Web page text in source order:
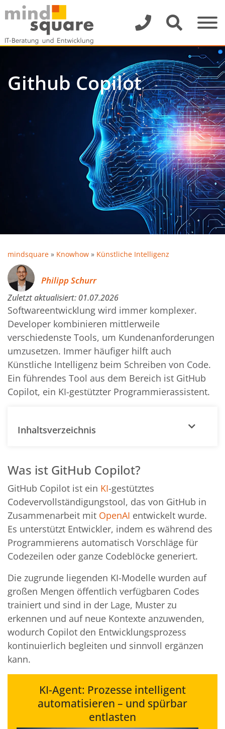
Github Copilot
mindsquare » Knowhow » Künstliche Intelligenz
Philipp Schurr
Zuletzt aktualisiert: 01.07.2026
Softwareentwicklung wird immer komplexer.
Developer kombinieren mittlerweile
verschiedenste Tools, um Kundenanforderungen
umzusetzen. Immer häufiger hilft auch
Künstliche Intelligenz beim Schreiben von Code.
Ein führendes Tool aus dem Bereich ist GitHub
Copilot, ein KI-gestützter Programmierassistent.
Inhaltsverzeichnis
Was ist GitHub Copilot?
GitHub Copilot ist ein KI-gestütztes
Codevervollständigungstool, das von GitHub in
Zusammenarbeit mit OpenAI entwickelt wurde.
Es unterstützt Entwickler, indem es während des
Programmierens automatisch Vorschläge für
Codezeilen oder ganze Codeblöcke generiert.
Die zugrunde liegenden KI-Modelle wurden auf
großen Mengen öffentlich verfügbaren Codes
trainiert und sind in der Lage, Muster zu
erkennen und auf neue Kontexte anzuwenden,
wodurch Copilot den Entwicklungsprozess
kontinuierlich begleiten und sinnvoll ergänzen
kann.
KI-Agent: Prozesse intelligent
automatisieren – und spürbar
entlasten